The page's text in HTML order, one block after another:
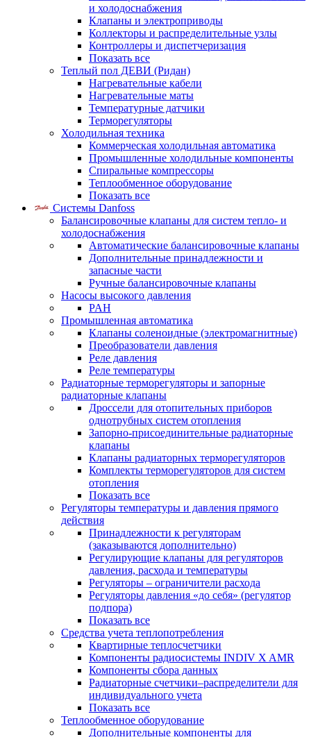
и холодоснабжения
Клапаны и электроприводы
Коллекторы и распределительные узлы
Контроллеры и диспетчеризация
Показать все
Теплый пол ДЕВИ (Ридан)
Нагревательные кабели
Нагревательные маты
Температурные датчики
Терморегуляторы
Холодильная техника
Коммерческая холодильная автоматика
Промышленные холодильные компоненты
Спиральные компрессоры
Теплообменное оборудование
Показать все
Системы Danfoss
Балансировочные клапаны для систем тепло- и
холодоснабжения
Автоматические балансировочные клапаны
Дополнительные принадлежности и
запасные части
Ручные балансировочные клапаны
Насосы высокого давления
PAH
Промышленная автоматика
Клапаны соленоидные (электромагнитные)
Преобразователи давления
Реле давления
Реле температуры
Радиаторные терморегуляторы и запорные
радиаторные клапаны
Дроссели для отопительных приборов
однотрубных систем отопления
Запорно-присоединительные радиаторные
клапаны
Клапаны радиаторных терморегуляторов
Комплекты терморегуляторов для систем
отопления
Показать все
Регуляторы температуры и давления прямого
действия
Принадлежности к регуляторам
(заказываются дополнительно)
Регулирующие клапаны для регуляторов
давления, расхода и температуры
Регуляторы – ограничители расхода
Регуляторы давления «до себя» (регулятор
подпора)
Показать все
Средства учета теплопотребления
Квартирные теплосчетчики
Компоненты радиосистемы INDIV X AMR
Компоненты сбора данных
Радиаторные счетчики–распределители для
индивидуального учета
Показать все
Теплообменное оборудование
Дополнительные компоненты для